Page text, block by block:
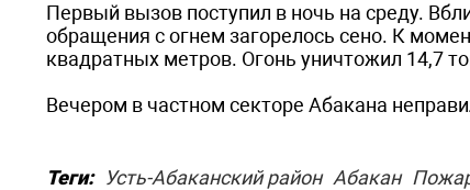
Первый вызов поступил в ночь на среду.
обращения с огнем загорелось сено. К
квадратных метров. Огонь уничтожил 14,7
Вечером в частном секторе Абакана
Теги: Усть-Абаканский район Абакан